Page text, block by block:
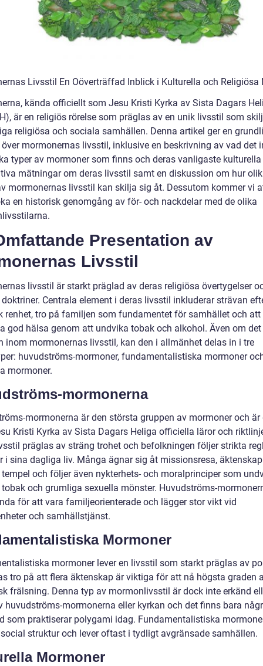
Livsstil En Oöverträffad Inblick i Kulturella och Religiösa
kända officiellt som Jesu Kristi Kyrka av Sista Dagars
är en religiös rörelse som präglas av en unik livsstil som
religiösa och sociala samhällen. Denna artikel ger en
mormonernas livsstil, inklusive en beskrivning av vad det
typer av mormoner som finns och deras vanligaste
mätningar om deras livsstil samt en diskussion om hur
mormonernas livsstil kan skilja sig åt. Dessutom kommer vi
en historisk genomgång av för- och nackdelar med de olika
Presentation av
Livsstil
livsstil är starkt präglad av deras religiösa övertygelser
Centrala element i deras livsstil inkluderar strävan
renhet, tro på familjen som fundamentet för samhället och att
god hälsa genom att undvika tobak och alkohol. Även om
inom mormonernas livsstil, kan den i allmänhet delas in i tre
huvudströms-mormoner, fundamentalistiska mormoner
mormoner.
mormonerna
mormonerna är den största gruppen av mormoner och är
Kristi Kyrka av Sista Dagars Heliga officiella läror och
präglas av sträng trohet och befolkningen följer strikta
i sina dagliga liv. Många ägnar sig åt missionsresa,
och följer även nykterhets- och moralprinciper som
och grumliga sexuella mönster. Huvudströms-
för att vara familjeorienterade och lägger stor vikt vid
och samhällstjänst.
Mormoner
mormoner lever en livsstil som starkt präglas av
tro på att flera äktenskap är viktiga för att nå högsta graden
frälsning. Denna typ av mormonlivsstil är dock inte erkänd
huvudströms-mormonerna eller kyrkan och det finns bara
som praktiserar polygami idag. Fundamentalistiska
struktur och lever oftast i tydligt avgränsade samhällen.
Mormoner